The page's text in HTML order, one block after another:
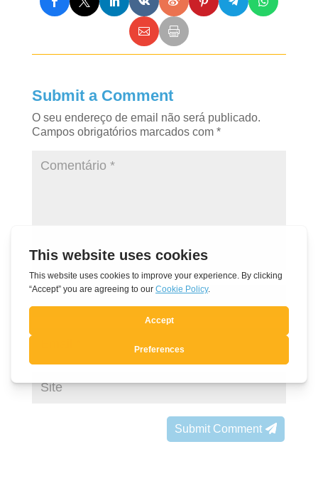
Submit a Comment
O seu endereço de email não será publicado.
Campos obrigatórios marcados com *
Submit Comment